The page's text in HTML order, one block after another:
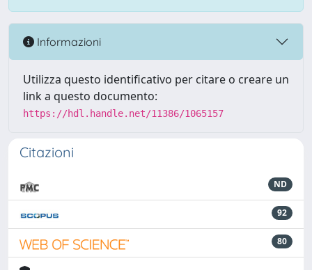
Informazioni
Utilizza questo identificativo per citare o creare un
link a questo documento:
https://hdl.handle.net/11386/1065157
Citazioni
ND
92
80